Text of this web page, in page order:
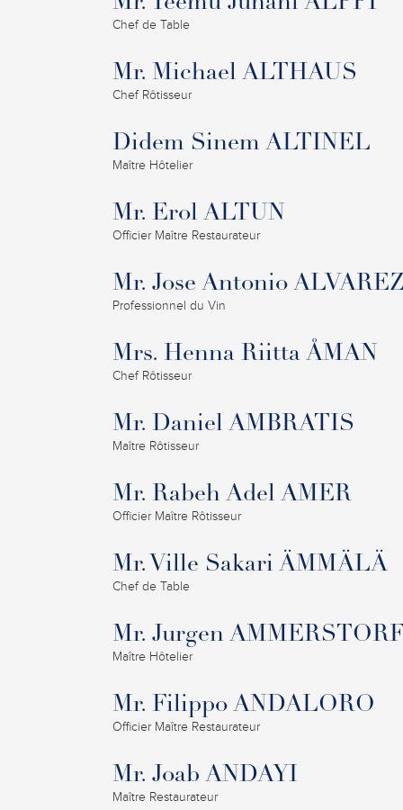
Chef de Table
Mr. Michael ALTHAUS
Chef Rôtisseur
Didem Sinem ALTINEL
Maître Hôtelier
Mr. Erol ALTUN
Officier Maître Restaurateur
Mr. Jose Antonio
Professionnel du Vin
Mrs. Henna Riitta ÅMAN
Chef Rôtisseur
Mr. Daniel AMBRATIS
Maître Rôtisseur
Mr. Rabeh Adel AMER
Officier Maître Rôtisseur
Mr. Ville Sakari ÄMMÄLÄ
Chef de Table
Mr. Jurgen
Maître Hôtelier
Mr. Filippo ANDALORO
Officier Maître Restaurateur
Mr. Joab ANDAYI
Maître Restaurateur